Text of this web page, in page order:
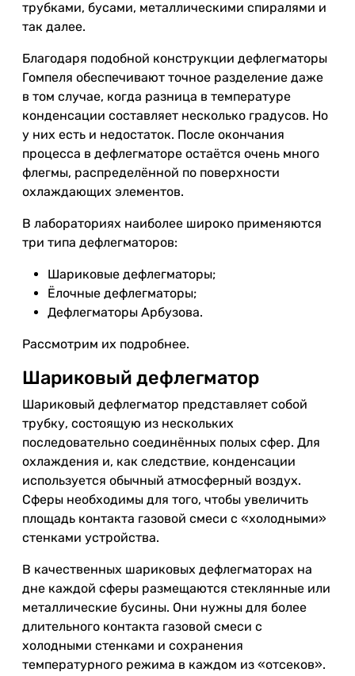
трубками, бусами, металлическими спиралями и
так далее.
Благодаря подобной конструкции дефлегматоры
Гомпеля обеспечивают точное разделение даже
в том случае, когда разница в температуре
конденсации составляет несколько градусов. Но
у них есть и недостаток. После окончания
процесса в дефлегматоре остаётся очень много
флегмы, распределённой по поверхности
охлаждающих элементов.
В лабораториях наиболее широко применяются
три типа дефлегматоров:
Шариковые дефлегматоры;
Ёлочные дефлегматоры;
Дефлегматоры Арбузова.
Рассмотрим их подробнее.
Шариковый дефлегматор
Шариковый дефлегматор представляет собой
трубку, состоящую из нескольких
последовательно соединённых полых сфер. Для
охлаждения и, как следствие, конденсации
используется обычный атмосферный воздух.
Сферы необходимы для того, чтобы увеличить
площадь контакта газовой смеси с «холодными»
стенками устройства.
В качественных шариковых дефлегматорах на
дне каждой сферы размещаются стеклянные или
металлические бусины. Они нужны для более
длительного контакта газовой смеси с
холодными стенками и сохранения
температурного режима в каждом из «отсеков».